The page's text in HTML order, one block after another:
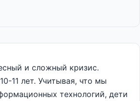
и сложный кризис.
11 лет. Учитывая, что мы
технологий, дети